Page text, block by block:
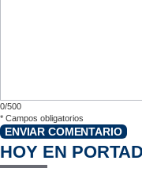
0/500
* Campos obligatorios
ENVIAR COMENTARIO
HOY EN